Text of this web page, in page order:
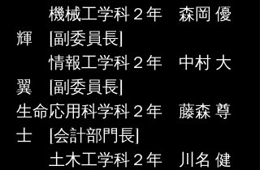
機械工学科２年　森岡 優
輝　[副委員長]
情報工学科２年　中村 大
翼　[副委員長]
生命応用科学科２年　藤森 尊
士　[会計部門長]
土木工学科２年　川名 健